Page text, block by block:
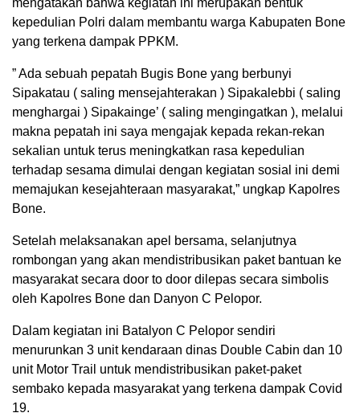
mengatakan bahwa kegiatan ini merupakan bentuk
kepedulian Polri dalam membantu warga Kabupaten Bone
yang terkena dampak PPKM.
” Ada sebuah pepatah Bugis Bone yang berbunyi
Sipakatau ( saling mensejahterakan ) Sipakalebbi ( saling
menghargai ) Sipakainge’ ( saling mengingatkan ), melalui
makna pepatah ini saya mengajak kepada rekan-rekan
sekalian untuk terus meningkatkan rasa kepedulian
terhadap sesama dimulai dengan kegiatan sosial ini demi
memajukan kesejahteraan masyarakat,” ungkap Kapolres
Bone.
Setelah melaksanakan apel bersama, selanjutnya
rombongan yang akan mendistribusikan paket bantuan ke
masyarakat secara door to door dilepas secara simbolis
oleh Kapolres Bone dan Danyon C Pelopor.
Dalam kegiatan ini Batalyon C Pelopor sendiri
menurunkan 3 unit kendaraan dinas Double Cabin dan 10
unit Motor Trail untuk mendistribusikan paket-paket
sembako kepada masyarakat yang terkena dampak Covid
19.